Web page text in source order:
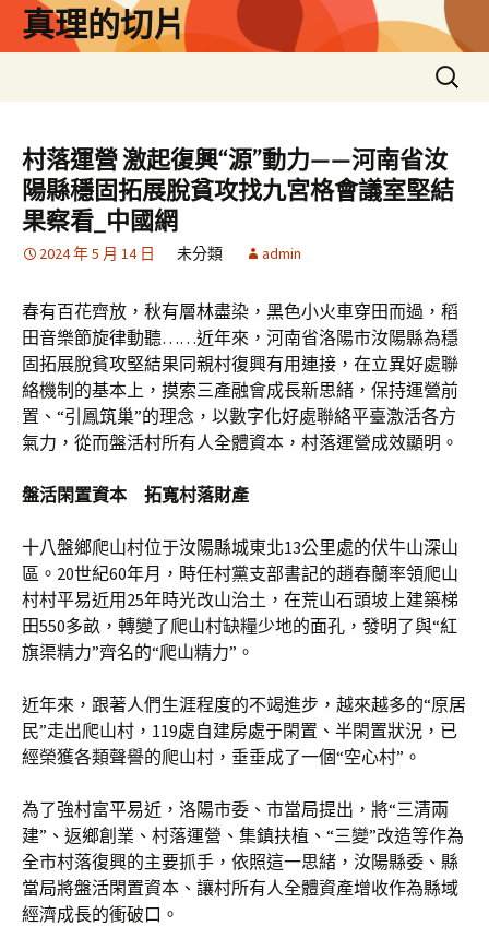
真理的切片
搜
尋
鍵
字:
村落運營 激起復興“源”動力——河南省汝
陽縣穩固拓展脫貧攻找九宮格會議室堅結
果察看_中國網
2024 年 5 月 14 日 未分類 admin
春有百花齊放，秋有層林盡染，黑色小火車穿田而過，稻
田音樂節旋律動聽……近年來，河南省洛陽市汝陽縣為穩
固拓展脫貧攻堅結果同親村復興有用連接，在立異好處聯
絡機制的基本上，摸索三產融會成長新思緒，保持運營前
置、“引鳳筑巢”的理念，以數字化好處聯絡平臺激活各方
氣力，從而盤活村所有人全體資本，村落運營成效顯明。
盤活閑置資本 拓寬村落財產
十八盤鄉爬山村位于汝陽縣城東北13公里處的伏牛山深山
區。20世紀60年月，時任村黨支部書記的趙春蘭率領爬山
村村平易近用25年時光改山治土，在荒山石頭坡上建築梯
田550多畝，轉變了爬山村缺糧少地的面孔，發明了與“紅
旗渠精力”齊名的“爬山精力”。
近年來，跟著人們生涯程度的不竭進步，越來越多的“原居
民”走出爬山村，119處自建房處于閑置、半閑置狀況，已
經榮獲各類聲譽的爬山村，垂垂成了一個“空心村”。
為了強村富平易近，洛陽市委、市當局提出，將“三清兩
建”、返鄉創業、村落運營、集鎮扶植、“三變”改造等作為
全市村落復興的主要抓手，依照這一思緒，汝陽縣委、縣
當局將盤活閑置資本、讓村所有人全體資產增收作為縣域
經濟成長的衝破口。